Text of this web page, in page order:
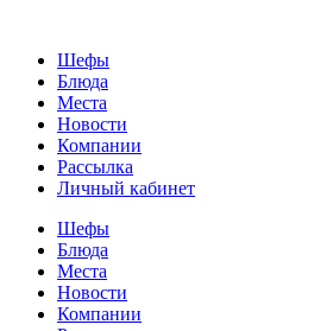
Шефы
Блюда
Места
Новости
Компании
Рассылка
Личный кабинет
Шефы
Блюда
Места
Новости
Компании